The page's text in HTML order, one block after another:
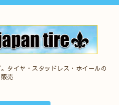
タイヤ・スタッドレス・ホイールの
販売